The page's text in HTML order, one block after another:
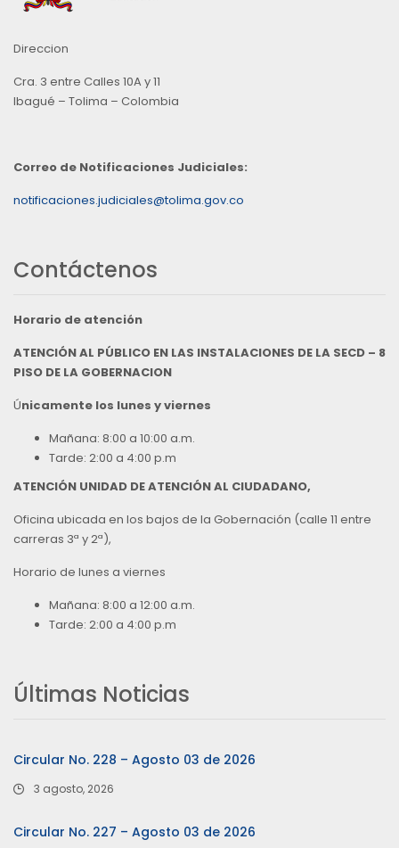
Direccion
Cra. 3 entre Calles 10A y 11
Ibagué – Tolima – Colombia
Correo de Notificaciones Judiciales:
notificaciones.judiciales@tolima.gov.co
Contáctenos
Horario de atención
ATENCIÓN AL PÚBLICO EN LAS INSTALACIONES DE LA SECD – 8
PISO DE LA GOBERNACION
Únicamente los lunes y viernes
Mañana: 8:00 a 10:00 a.m.
Tarde: 2:00 a 4:00 p.m
ATENCIÓN UNIDAD DE ATENCIÓN AL CIUDADANO,
Oficina ubicada en los bajos de la Gobernación (calle 11 entre
carreras 3ª y 2ª),
Horario de lunes a viernes
Mañana: 8:00 a 12:00 a.m.
Tarde: 2:00 a 4:00 p.m
Últimas Noticias
Circular No. 228 – Agosto 03 de 2026
3 agosto, 2026
Circular No. 227 – Agosto 03 de 2026